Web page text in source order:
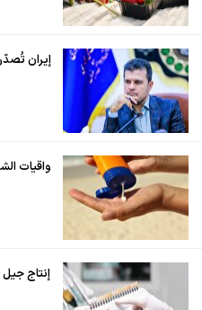
إيران تُصدّر
واقيات
إنتاج جيل